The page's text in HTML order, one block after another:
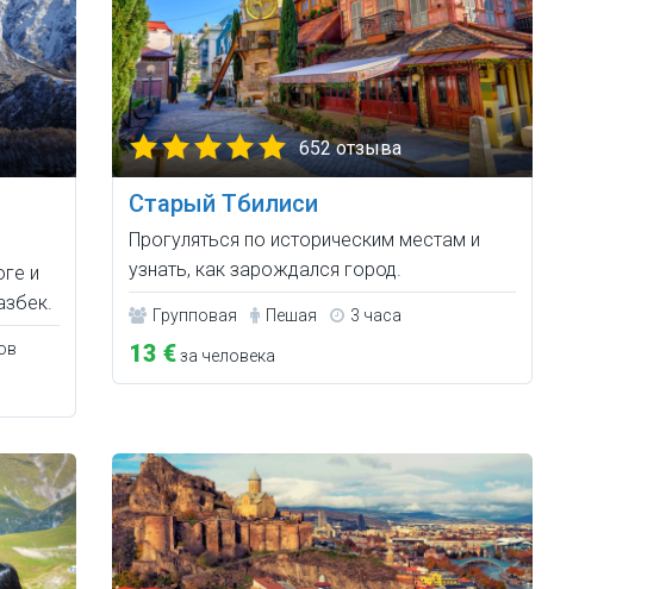
и
652 отзыва
Старый Тбилиси
Прогуляться по историческим местам и
узнать, как зарождался город.
Групповая Пешая 3 часа
13 €за человека